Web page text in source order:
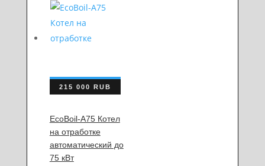
EcoBoil-A75 Котел
на отработке
автоматический до
75 кВт
215 000 RUB